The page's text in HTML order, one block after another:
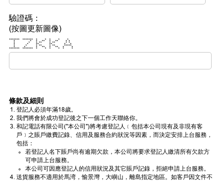
驗證碼：
(按圖更新圖像)
******* ******* * * * * *
* * * ** * ** * *
* * * ** * ** * *
* * ** ** * *
* * * ** * ** *****
* * * ** * ** * *
******* ******* * * * * * *
條款及細則
登記人必須年滿18歲。
我們將會於成功登記後之下一個工作天聯絡你。
和記電話有限公司("本公司")將考慮登記人﹝包括本公司現有及非現有客
戶﹞之賬戶繳費記錄、信用及服務合約狀況等因素，而決定安排上台服務，
包括：
若登記人名下賬戶尚有逾期欠款，本公司將要求登記人繳清所有欠款方
可申請上台服務。
本公司可因應登記人的信用狀況及其它賬戶記錄，拒絕申請上台服務。
送貨服務不適用於馬湾，愉景灣，大嶼山，離島指定地區。如客戶因文件不